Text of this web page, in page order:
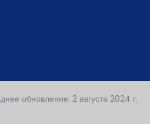
обновление: 2 августа 2024 г.